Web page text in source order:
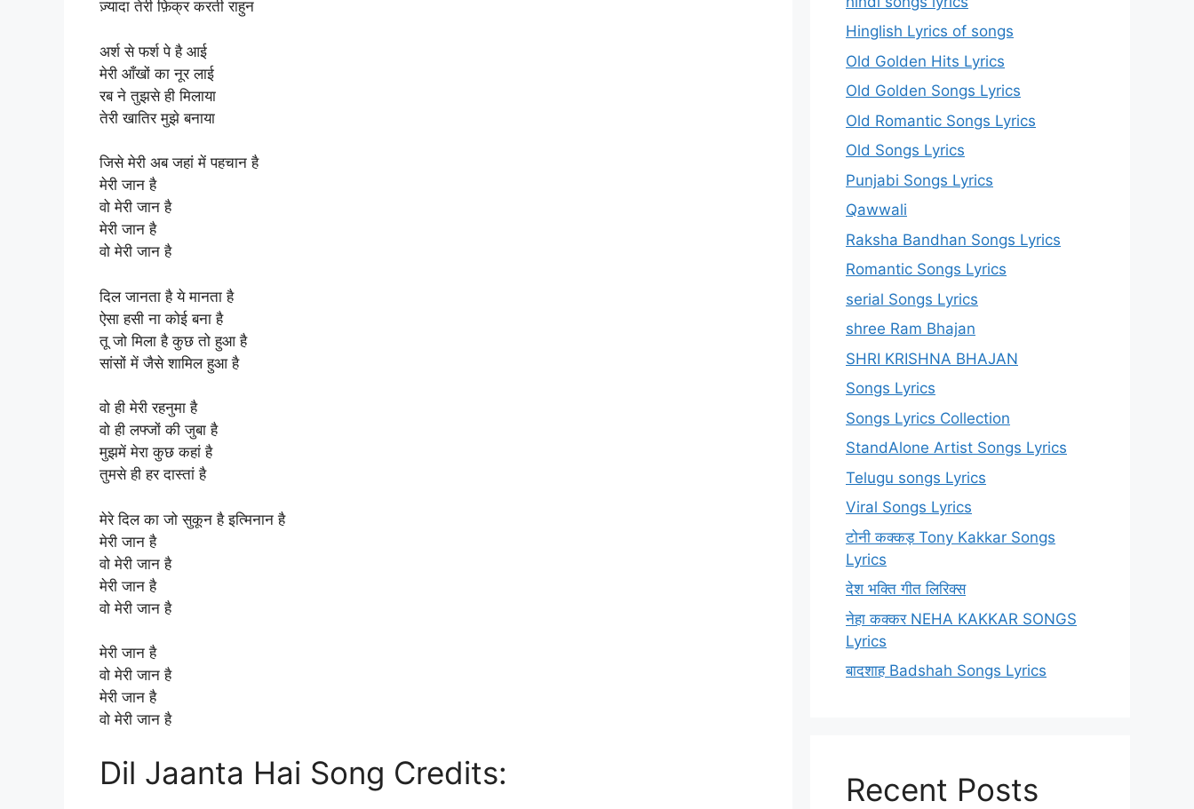
ज़्यादा तेरी फ़िक्र करती राहुन
अर्श से फर्श पे है आई
मेरी आँखों का नूर लाई
रब ने तुझसे ही मिलाया
तेरी खातिर मुझे बनाया
जिसे मेरी अब जहां में पहचान है
मेरी जान है
वो मेरी जान है
मेरी जान है
वो मेरी जान है
दिल जानता है ये मानता है
ऐसा हसी ना कोई बना है
तू जो मिला है कुछ तो हुआ है
सांसों में जैसे शामिल हुआ है
वो ही मेरी रहनुमा है
वो ही लफ्जों की जुबा है
मुझमें मेरा कुछ कहां है
तुमसे ही हर दास्तां है
मेरे दिल का जो सुकून है इत्मिनान है
मेरी जान है
वो मेरी जान है
मेरी जान है
वो मेरी जान है
मेरी जान है
वो मेरी जान है
मेरी जान है
वो मेरी जान है
Dil Jaanta Hai Song Credits:
Hinglish Lyrics of songs
Old Golden Hits Lyrics
Old Golden Songs Lyrics
Old Romantic Songs Lyrics
Old Songs Lyrics
Punjabi Songs Lyrics
Qawwali
Raksha Bandhan Songs Lyrics
Romantic Songs Lyrics
serial Songs Lyrics
shree Ram Bhajan
SHRI KRISHNA BHAJAN
Songs Lyrics
Songs Lyrics Collection
StandAlone Artist Songs Lyrics
Telugu songs Lyrics
Viral Songs Lyrics
टोनी कक्कड़ Tony Kakkar Songs
Lyrics
देश भक्ति गीत लिरिक्स
नेहा कक्कर NEHA KAKKAR SONGS
Lyrics
बादशाह Badshah Songs Lyrics
Recent Posts